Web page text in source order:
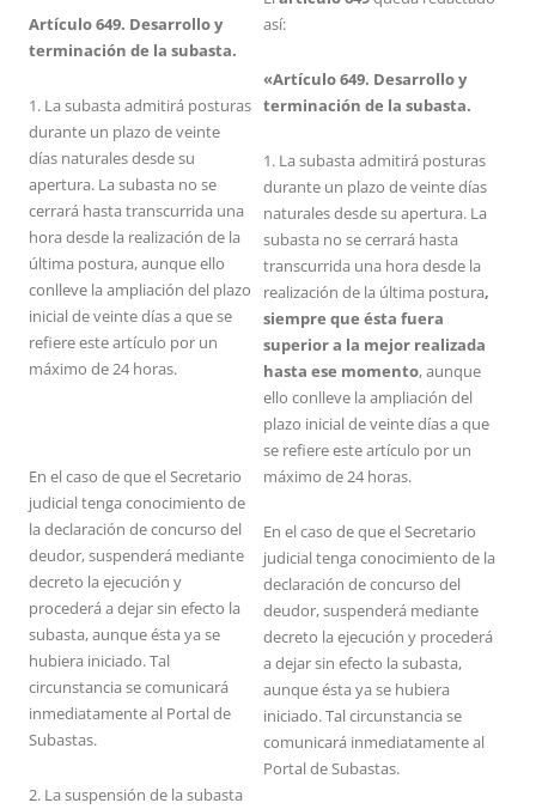
Artículo 649. Desarrollo y
terminación de la subasta.
1. La subasta admitirá posturas
durante un plazo de veinte
días naturales desde su
apertura. La subasta no se
cerrará hasta transcurrida una
hora desde la realización de la
última postura, aunque ello
conlleve la ampliación del plazo
inicial de veinte días a que se
refiere este artículo por un
máximo de 24 horas.
En el caso de que el Secretario
judicial tenga conocimiento de
la declaración de concurso del
deudor, suspenderá mediante
decreto la ejecución y
procederá a dejar sin efecto la
subasta, aunque ésta ya se
hubiera iniciado. Tal
circunstancia se comunicará
inmediatamente al Portal de
Subastas.
2. La suspensión de la subasta
así:
«Artículo 649. Desarrollo y
terminación de la subasta.
1. La subasta admitirá posturas
durante un plazo de veinte días
naturales desde su apertura. La
subasta no se cerrará hasta
transcurrida una hora desde la
realización de la última postura,
siempre que ésta fuera
superior a la mejor realizada
hasta ese momento, aunque
ello conlleve la ampliación del
plazo inicial de veinte días a que
se refiere este artículo por un
máximo de 24 horas.
En el caso de que el Secretario
judicial tenga conocimiento de la
declaración de concurso del
deudor, suspenderá mediante
decreto la ejecución y procederá
a dejar sin efecto la subasta,
aunque ésta ya se hubiera
iniciado. Tal circunstancia se
comunicará inmediatamente al
Portal de Subastas.